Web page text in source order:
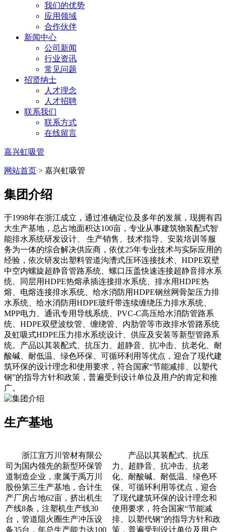
我们的优势
应用领域
合作伙伴
新闻中心
公司新闻
行业资讯
常见问题
招贤纳士
人才理念
人才招聘
联系我们
联系方式
在线留言
嘉兴虹吸管
网站首页 > 嘉兴虹吸管
集团介绍
于1998年在浙江成立，通过准确定位及多年的发展，现拥有四
大生产基地，总占地面积达100亩，专业从事建筑物装配式智
能排水系统研发设计、 生产销售、技术指导、安装培训等服
务为一体的综合解决供应商，依仗25年专业技术与实际应用的
经验，依次研发出塑料管道沟漕式压环连接技术、HDPE双壁
中空内螺旋超静音管路系统、螺口压盖快速连接超静音排水系
统、同层用HDPE热熔承插连接排水系统、排水用HDPE热
熔、电熔连接排水系统、给水消防用HDPE钢丝网骨架压力排
水系统、给水消防用HDPE玻纤带连续缠绕压力排水系统、
MPP电力、通讯专用导线系统、PVC-C高压给水消防管路系
统、HDPE双壁波纹管、缠绕管、内肋管等市政排水管路系统
及虹吸式HDPE压力排水系统设计、供应及安装等新型管路系
统。产品以其装配式、抗压力、超静音、抗冲击、抗老化、耐
酸碱、耐低温、绿色环保、可循环利用等优点，迎合了现代建
筑环保的设计理念和使用要求，符合国家“节能减排、以塑代
钢”的指导方针和政策，普遍受到设计单位及用户的肯定和推
广。
生产基地
浙江宜万川管材有限公
司为国内领先的新型环保管
道制造企业，隶属于禹万川
股份第三生产基地，合计生
产厂房占地62亩，挤出机生
产线8条，注塑机生产线30
台，管道阻火圈生产冲压设
备35台，年总生产能力达100
产品以其装配式、抗压
力、超静音、抗冲击、抗老
化、耐酸碱、耐低温、绿色环
保、可循环利用等优点，迎合
了现代建筑环保的设计理念和
使用要求，符合国家“节能减
排、以塑代钢”的指导方针和政
策，普遍受到设计单位及用户